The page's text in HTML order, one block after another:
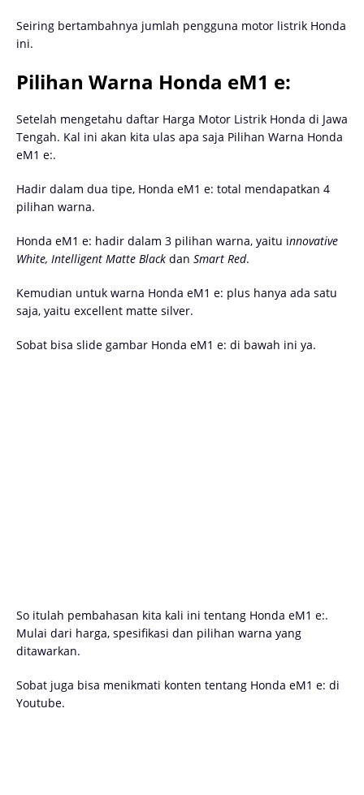
Seiring bertambahnya jumlah pengguna motor listrik Honda
ini.
Pilihan Warna Honda eM1 e:
Setelah mengetahu daftar Harga Motor Listrik Honda di Jawa
Tengah. Kal ini akan kita ulas apa saja Pilihan Warna Honda
eM1 e:.
Hadir dalam dua tipe, Honda eM1 e: total mendapatkan 4
pilihan warna.
Honda eM1 e: hadir dalam 3 pilihan warna, yaitu innovative
White, Intelligent Matte Black dan Smart Red.
Kemudian untuk warna Honda eM1 e: plus hanya ada satu
saja, yaitu excellent matte silver.
Sobat bisa slide gambar Honda eM1 e: di bawah ini ya.
So itulah pembahasan kita kali ini tentang Honda eM1 e:.
Mulai dari harga, spesifikasi dan pilihan warna yang
ditawarkan.
Sobat juga bisa menikmati konten tentang Honda eM1 e: di
Youtube.